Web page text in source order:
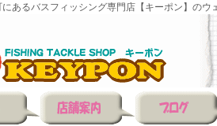
あるバスフィッシング専門店【キーポン】のウ